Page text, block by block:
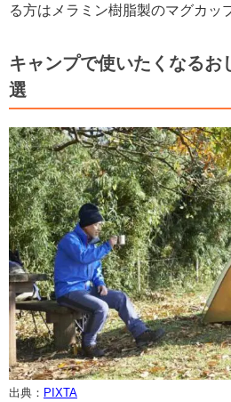
る方はメラミン樹脂製のマグカッ
キャンプで使いたくなるお
選
出典： PIXTA